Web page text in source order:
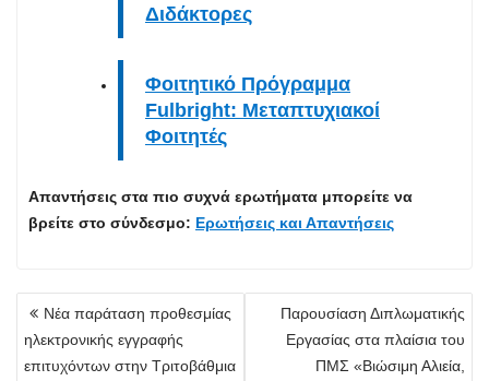
Διδάκτορες
Φοιτητικό Πρόγραμμα
Fulbright: Mεταπτυχιακοί
Φοιτητές
Απαντήσεις στα πιο συχνά ερωτήματα μπορείτε να
βρείτε στο σύνδεσμο: Ερωτήσεις και Απαντήσεις
Πλοήγηση
Νέα παράταση προθεσμίας
ηλεκτρονικής εγγραφής
επιτυχόντων στην Τριτοβάθμια
Παρουσίαση Διπλωματικής
Εργασίας στα πλαίσια του
ΠΜΣ «Βιώσιμη Αλιεία,